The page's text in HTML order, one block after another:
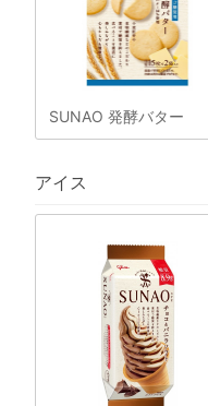
SUNAO 発酵バター
アイス